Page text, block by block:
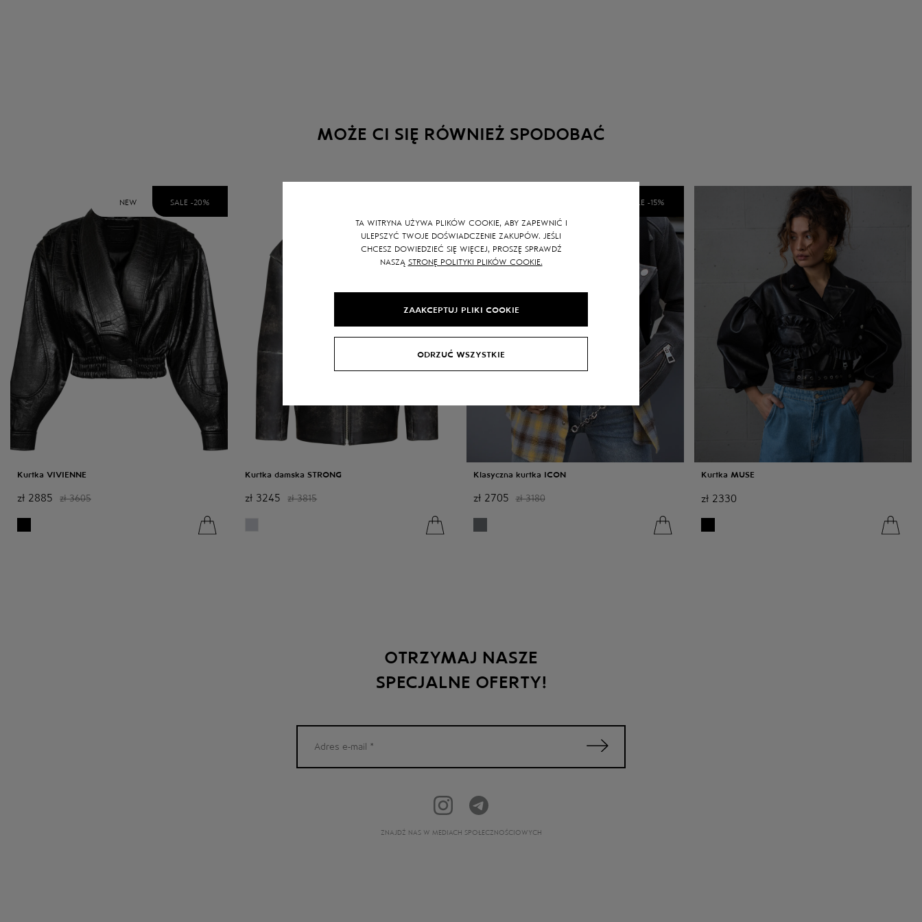
TA WITRYNA UŻYWA PLIKÓW COOKIE, ABY ZAPEWNIĆ I
ULEPSZYĆ TWOJE DOŚWIADCZENIE ZAKUPÓW. JEŚLI
CHCESZ DOWIEDZIEĆ SIĘ WIĘCEJ, PROSZĘ SPRAWDŹ
NASZĄ STRONĘ POLITYKI PLIKÓW COOKIE.
ZAAKCEPTUJ PLIKI COOKIE
ODRZUĆ WSZYSTKIE
MOŻE CI SIĘ RÓWNIEŻ SPODOBAĆ
Kurtka VIVIENNE
zł 2885 zł 3605
NEW SALE -20%
Kurtka damska STRONG
zł 3245 zł 3815
Klasyczna kurtka ICON
zł 2705 zł 3180
SALE -15%
Kurtka MUSE
zł 2330
OTRZYMAJ NASZE
SPECJALNE OFERTY!
ZNAJDŹ NAS W MEDIACH SPOŁECZNOŚCIOWYCH